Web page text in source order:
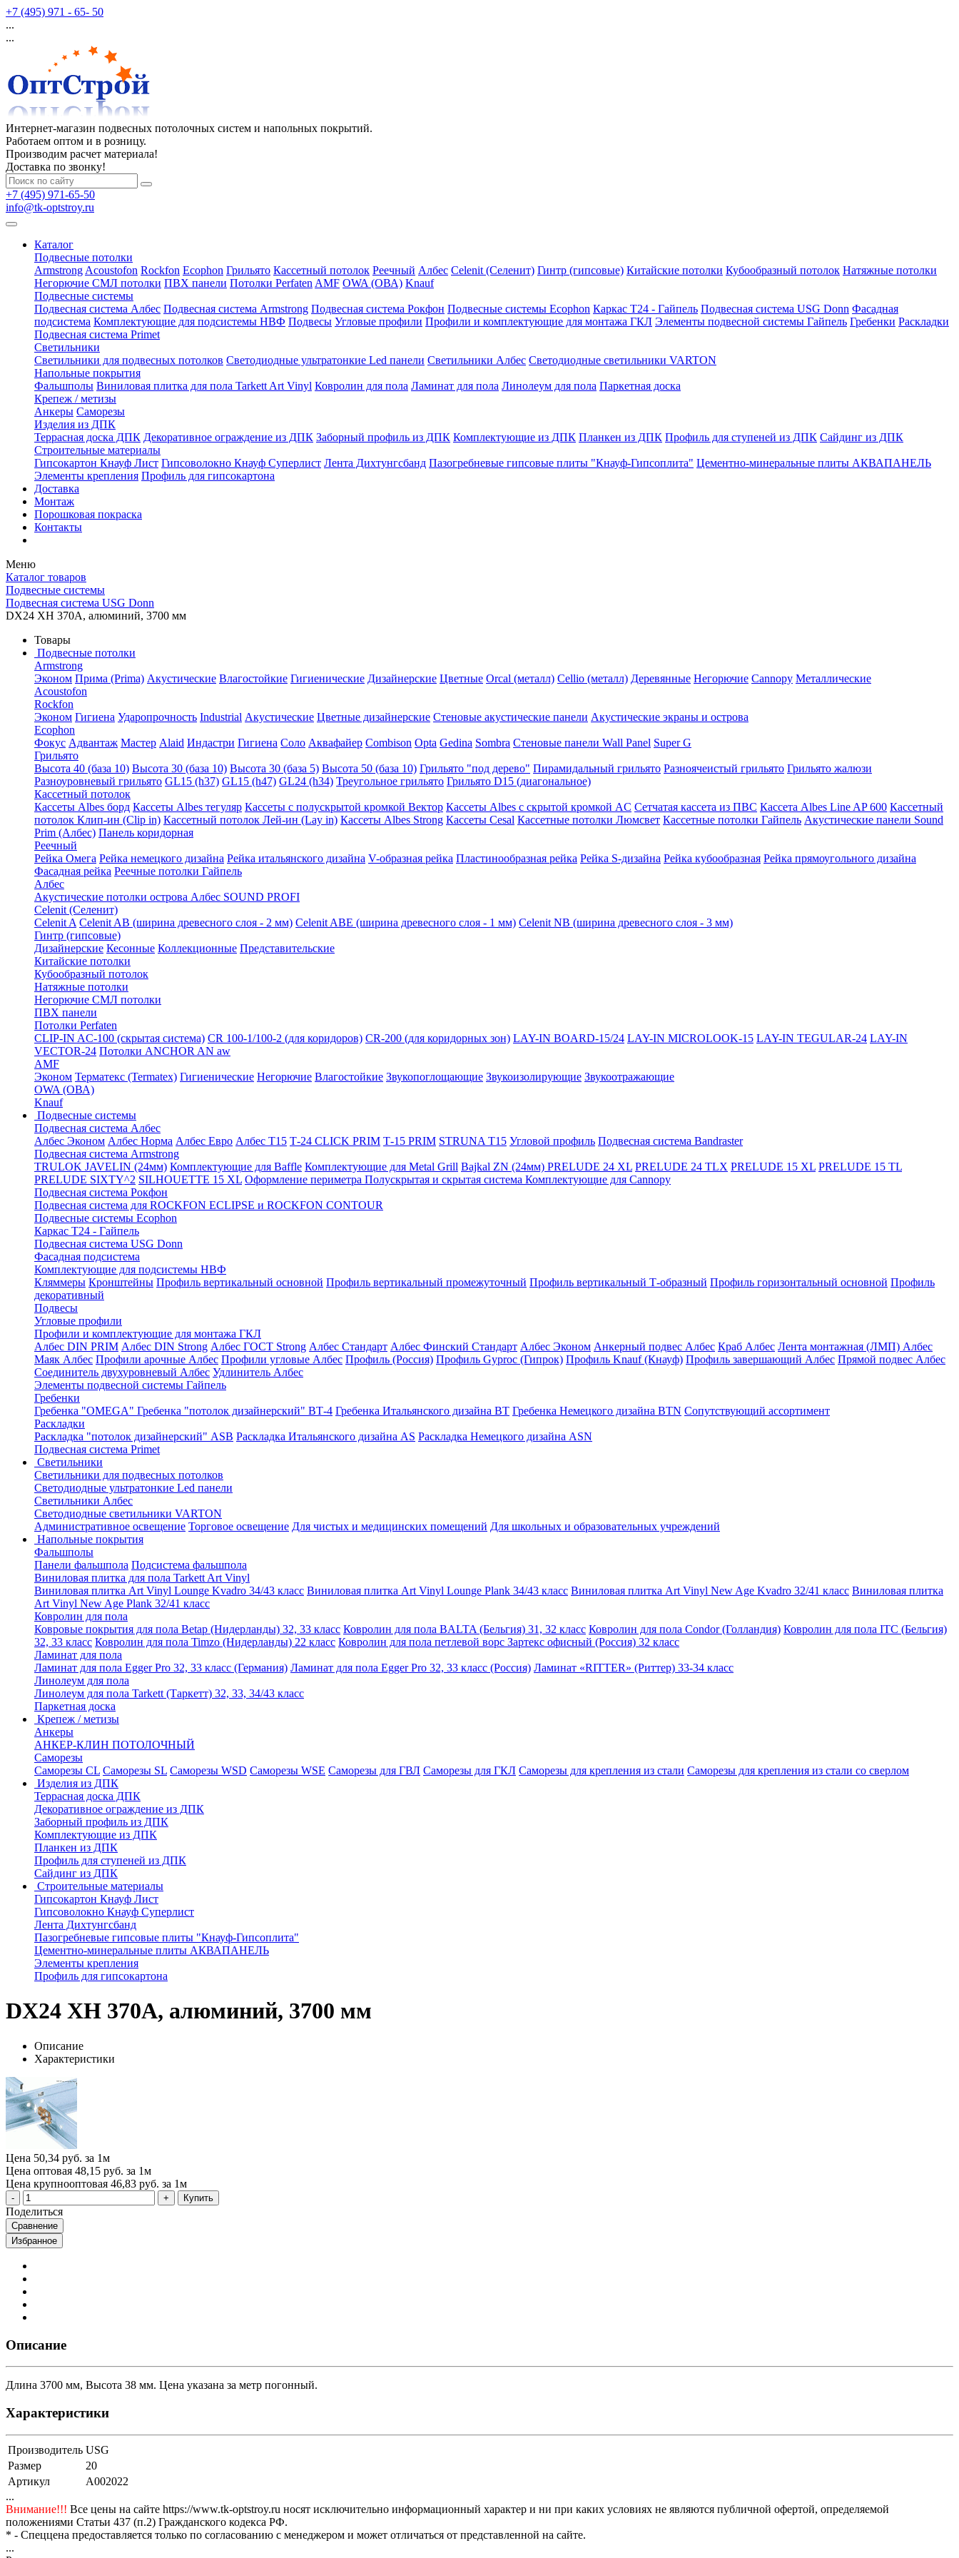
+7 (495) 971 - 65- 50
...
...
Интернет-магазин подвесных потолочных систем и напольных покрытий.
Работаем оптом и в розницу.
Производим расчет материала!
Доставка по звонку!
+7 (495) 971-65-50
info@tk-optstroy.ru
Каталог
Подвесные потолки
Armstrong Acoustofon Rockfon Ecophon Грильято Кассетный потолок Реечный Албес Celenit (Селенит) Гинтр (гипсовые) Китайские потолки Кубообразный потолок Натяжные потолки
Негорючие СМЛ потолки ПВХ панели Потолки Perfaten AMF OWA (ОВА) Knauf
Подвесные системы
Подвесная система Албес Подвесная система Armstrong Подвесная система Рокфон Подвесные системы Ecophon Каркас Т24 - Гайпель Подвесная система USG Donn Фасадная
подсистема Комплектующие для подсистемы НВФ Подвесы Угловые профили Профили и комплектующие для монтажа ГКЛ Элементы подвесной системы Гайпель Гребенки Раскладки
Подвесная система Primet
Светильники
Светильники для подвесных потолков Светодиодные ультратонкие Led панели Светильники Албес Светодиодные светильники VARTON
Напольные покрытия
Фальшполы Виниловая плитка для пола Tarkett Art Vinyl Ковролин для пола Ламинат для пола Линолеум для пола Паркетная доска
Крепеж / метизы
Анкеры Саморезы
Изделия из ДПК
Террасная доска ДПК Декоративное ограждение из ДПК Заборный профиль из ДПК Комплектующие из ДПК Планкен из ДПК Профиль для ступеней из ДПК Сайдинг из ДПК
Строительные материалы
Гипсокартон Кнауф Лист Гипсоволокно Кнауф Суперлист Лента Дихтунгсбанд Пазогребневые гипсовые плиты "Кнауф-Гипсоплита" Цементно-минеральные плиты АКВАПАНЕЛЬ
Элементы крепления Профиль для гипсокартона
Доставка
Монтаж
Порошковая покраска
Контакты
Меню
Каталог товаров
Подвесные системы
Подвесная система USG Donn
DX24 XH 370A, алюминий, 3700 мм
Товары
Подвесные потолки
Armstrong
Эконом Прима (Prima) Акустические Влагостойкие Гигиенические Дизайнерские Цветные Orcal (металл) Cellio (металл) Деревянные Негорючие Cannopy Металлические
Acoustofon
Rockfon
Эконом Гигиена Ударопрочность Industrial Акустические Цветные дизайнерские Стеновые акустические панели Акустические экраны и острова
Ecophon
Фокус Адвантаж Мастер Alaid Индастри Гигиена Соло Аквафайер Combison Opta Gedina Sombra Стеновые панели Wall Panel Super G
Грильято
Высота 40 (база 10) Высота 30 (база 10) Высота 30 (база 5) Высота 50 (база 10) Грильято "под дерево" Пирамидальный грильято Разноячеистый грильято Грильято жалюзи
Разноуровневый грильято GL15 (h37) GL15 (h47) GL24 (h34) Треугольное грильято Грильято D15 (диагональное)
Кассетный потолок
Кассеты Albes борд Кассеты Albes тегуляр Кассеты с полускрытой кромкой Вектор Кассеты Albes с скрытой кромкой AC Сетчатая кассета из ПВС Кассета Albes Line AP 600 Кассетный
потолок Клип-ин (Clip in) Кассетный потолок Лей-ин (Lay in) Кассеты Albes Strong Кассеты Cesal Кассетные потолки Люмсвет Кассетные потолки Гайпель Акустические панели Sound
Prim (Албес) Панель коридорная
Реечный
Рейка Омега Рейка немецкого дизайна Рейка итальянского дизайна V-образная рейка Пластинообразная рейка Рейка S-дизайна Рейка кубообразная Рейка прямоугольного дизайна
Фасадная рейка Реечные потолки Гайпель
Албес
Акустические потолки острова Албес SOUND PROFI
Celenit (Селенит)
Celenit A Celenit AB (ширина древесного слоя - 2 мм) Celenit ABE (ширина древесного слоя - 1 мм) Celenit NB (ширина древесного слоя - 3 мм)
Гинтр (гипсовые)
Дизайнерские Кесонные Коллекционные Представительские
Китайские потолки
Кубообразный потолок
Натяжные потолки
Негорючие СМЛ потолки
ПВХ панели
Потолки Perfaten
CLIP-IN AC-100 (скрытая система) CR 100-1/100-2 (для коридоров) CR-200 (для коридорных зон) LAY-IN BOARD-15/24 LAY-IN MICROLOOK-15 LAY-IN TEGULAR-24 LAY-IN
VECTOR-24 Потолки ANCHOR AN aw
AMF
Эконом Терматекс (Termatex) Гигиенические Негорючие Влагостойкие Звукопоглощающие Звукоизолирующие Звукоотражающие
OWA (ОВА)
Knauf
Подвесные системы
Подвесная система Албес
Албес Эконом Албес Норма Албес Евро Албес T15 Т-24 CLICK PRIM Т-15 PRIM STRUNA Т15 Угловой профиль Подвесная система Bandraster
Подвесная система Armstrong
TRULOK JAVELIN (24мм) Комплектующие для Baffle Комплектующие для Metal Grill Bajkal ZN (24мм) PRELUDE 24 XL PRELUDE 24 TLX PRELUDE 15 XL PRELUDE 15 TL
PRELUDE SIXTY^2 SILHOUETTE 15 XL Оформление периметра Полускрытая и скрытая система Комплектующие для Cannopy
Подвесная система Рокфон
Подвесная система для ROCKFON ECLIPSE и ROCKFON CONTOUR
Подвесные системы Ecophon
Каркас Т24 - Гайпель
Подвесная система USG Donn
Фасадная подсистема
Комплектующие для подсистемы НВФ
Кляммеры Кронштейны Профиль вертикальный основной Профиль вертикальный промежуточный Профиль вертикальный Т-образный Профиль горизонтальный основной Профиль
декоративный
Подвесы
Угловые профили
Профили и комплектующие для монтажа ГКЛ
Албес DIN PRIM Албес DIN Strong Албес ГОСТ Strong Албес Стандарт Албес Финский Стандарт Албес Эконом Анкерный подвес Албес Краб Албес Лента монтажная (ЛМП) Албес
Маяк Албес Профили арочные Албес Профили угловые Албес Профиль (Россия) Профиль Gyproc (Гипрок) Профиль Knauf (Кнауф) Профиль завершающий Албес Прямой подвес Албес
Соединитель двухуровневый Албес Удлинитель Албес
Элементы подвесной системы Гайпель
Гребенки
Гребенка "OMEGA" Гребенка "потолок дизайнерский" ВТ-4 Гребенка Итальянского дизайна BT Гребенка Немецкого дизайна ВТN Сопутствующий ассортимент
Раскладки
Раскладка "потолок дизайнерский" ASB Раскладка Итальянского дизайна AS Раскладка Немецкого дизайна АSN
Подвесная система Primet
Светильники
Светильники для подвесных потолков
Светодиодные ультратонкие Led панели
Светильники Албес
Светодиодные светильники VARTON
Административное освещение Торговое освещение Для чистых и медицинских помещений Для школьных и образовательных учреждений
Напольные покрытия
Фальшполы
Панели фальшпола Подсистема фальшпола
Виниловая плитка для пола Tarkett Art Vinyl
Виниловая плитка Art Vinyl Lounge Kvadro 34/43 класс Виниловая плитка Art Vinyl Lounge Plank 34/43 класс Виниловая плитка Art Vinyl New Age Kvadro 32/41 класс Виниловая плитка
Art Vinyl New Age Plank 32/41 класс
Ковролин для пола
Ковровые покрытия для пола Betap (Нидерланды) 32, 33 класс Ковролин для пола BALTA (Бельгия) 31, 32 класс Ковролин для пола Condor (Голландия) Ковролин для пола ITC (Бельгия)
32, 33 класс Ковролин для пола Timzo (Нидерланды) 22 класс Ковролин для пола петлевой ворс Зартекс офисный (Россия) 32 класс
Ламинат для пола
Ламинат для пола Egger Pro 32, 33 класс (Германия) Ламинат для пола Egger Pro 32, 33 класс (Россия) Ламинат «RITTER» (Риттер) 33-34 класс
Линолеум для пола
Линолеум для пола Tarkett (Таркетт) 32, 33, 34/43 класс
Паркетная доска
Крепеж / метизы
Анкеры
АНКЕР-КЛИН ПОТОЛОЧНЫЙ
Саморезы
Саморезы CL Саморезы SL Саморезы WSD Саморезы WSE Саморезы для ГВЛ Саморезы для ГКЛ Саморезы для крепления из стали Саморезы для крепления из стали со сверлом
Изделия из ДПК
Террасная доска ДПК
Декоративное ограждение из ДПК
Заборный профиль из ДПК
Комплектующие из ДПК
Планкен из ДПК
Профиль для ступеней из ДПК
Сайдинг из ДПК
Строительные материалы
Гипсокартон Кнауф Лист
Гипсоволокно Кнауф Суперлист
Лента Дихтунгсбанд
Пазогребневые гипсовые плиты "Кнауф-Гипсоплита"
Цементно-минеральные плиты АКВАПАНЕЛЬ
Элементы крепления
Профиль для гипсокартона
DX24 XH 370A, алюминий, 3700 мм
Описание
Характеристики
Цена 50,34 руб. за 1м
Цена оптовая 48,15 руб. за 1м
Цена крупнооптовая 46,83 руб. за 1м
Купить
Поделиться
Сравнение
Избранное
Описание
Длина 3700 мм, Высота 38 мм. Цена указана за метр погонный.
Характеристики
Производитель USG
Размер
20
Артикул
A002022
...
Внимание!!! Все цены на сайте https://www.tk-optstroy.ru носят исключительно информационный характер и ни при каких условиях не являются публичной офертой, определяемой
положениями Статьи 437 (п.2) Гражданского кодекса РФ.
* - Спеццена предоставляется только по согласованию с менеджером и может отличаться от представленной на сайте.
...